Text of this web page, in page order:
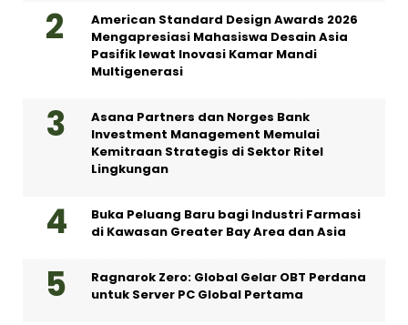
American Standard Design Awards 2026
Mengapresiasi Mahasiswa Desain Asia
Pasifik lewat Inovasi Kamar Mandi
Multigenerasi
Asana Partners dan Norges Bank
Investment Management Memulai
Kemitraan Strategis di Sektor Ritel
Lingkungan
Buka Peluang Baru bagi Industri Farmasi
di Kawasan Greater Bay Area dan Asia
Ragnarok Zero: Global Gelar OBT Perdana
untuk Server PC Global Pertama